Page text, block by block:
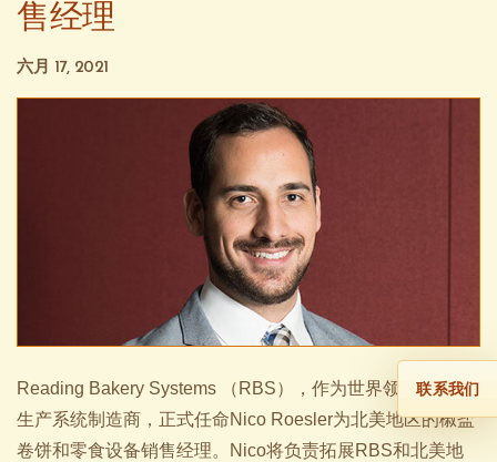
售经理
六月 17, 2021
Reading Bakery Systems （RBS），作为世界领先的零食
生产系统制造商，正式任命Nico Roesler为北美地区的椒盐
卷饼和零食设备销售经理。Nico将负责拓展RBS和北美地
联系我们